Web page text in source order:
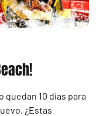
quedan 10 días para
¿Estas